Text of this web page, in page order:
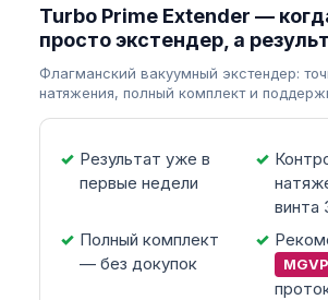
Turbo Prime Extender —
просто экстендер, а
Флагманский вакуумный экстендер:
натяжения, полный комплект и
Результат уже в
первые недели
винта
Полный комплект
— без докупок
MGVP